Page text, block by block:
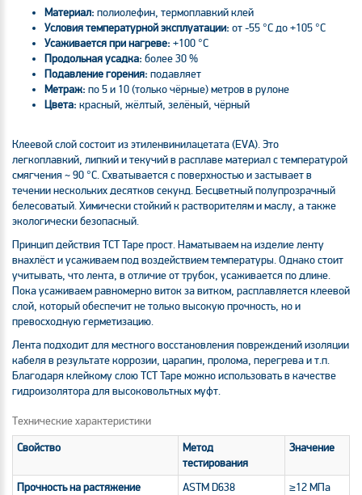
Материал: полиолефин, термоплавкий клей
Условия температурной эксплуатации: от -55 °С до +105 °С
Усаживается при нагреве: +100 °С
Продольная усадка: более 30 %
Подавление горения: подавляет
Метраж: по 5 и 10 (только чёрные) метров в рулоне
Цвета: красный, жёлтый, зелёный, чёрный
Клеевой слой состоит из этиленвинилацетата (EVA). Это
легкоплавкий, липкий и текучий в расплаве материал с температурой
смягчения ~ 90 °С. Схватывается с поверхностью и застывает в
течении нескольких десятков секунд. Бесцветный полупрозрачный
белесоватый. Химически стойкий к растворителям и маслу, а также
экологически безопасный.
Принцип действия TCT Tape прост. Наматываем на изделие ленту
внахлёст и усаживаем под воздействием температуры. Однако стоит
учитывать, что лента, в отличие от трубок, усаживается по длине.
Пока усаживаем равномерно виток за витком, расплавляется клеевой
слой, который обеспечит не только высокую прочность, но и
превосходную герметизацию.
Лента подходит для местного восстановления повреждений изоляции
кабеля в результате коррозии, царапин, пролома, перегрева и т.п.
Благодаря клейкому слою TCT Tape можно использовать в качестве
гидроизолятора для высоковольтных муфт.
Технические характеристики
Свойство
Метод
тестирования
Значение
Прочность на растяжение ASTM D638
≥12 МПа